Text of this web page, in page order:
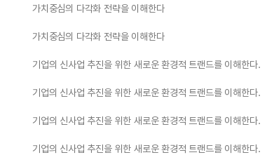
가치중심의 다각화 전략을 이해한다
가치중심의 다각화 전략을 이해한다
기업의 신사업 추진을 위한 새로운 환경적 트랜드를 이해한다.
기업의 신사업 추진을 위한 새로운 환경적 트랜드를 이해한다.
기업의 신사업 추진을 위한 새로운 환경적 트랜드를 이해한다.
기업의 신사업 추진을 위한 새로운 환경적 트랜드를 이해한다.